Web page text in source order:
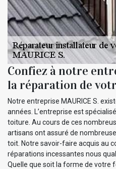
Confiez à notre
la réparation de
Notre entreprise MAURICE S.
années. L’entreprise est
toiture. Au cours de ces
artisans ont assuré de
toit. Notre savoir-faire acquis au
réparations incessantes nous
Quelle que soit la forme de votre